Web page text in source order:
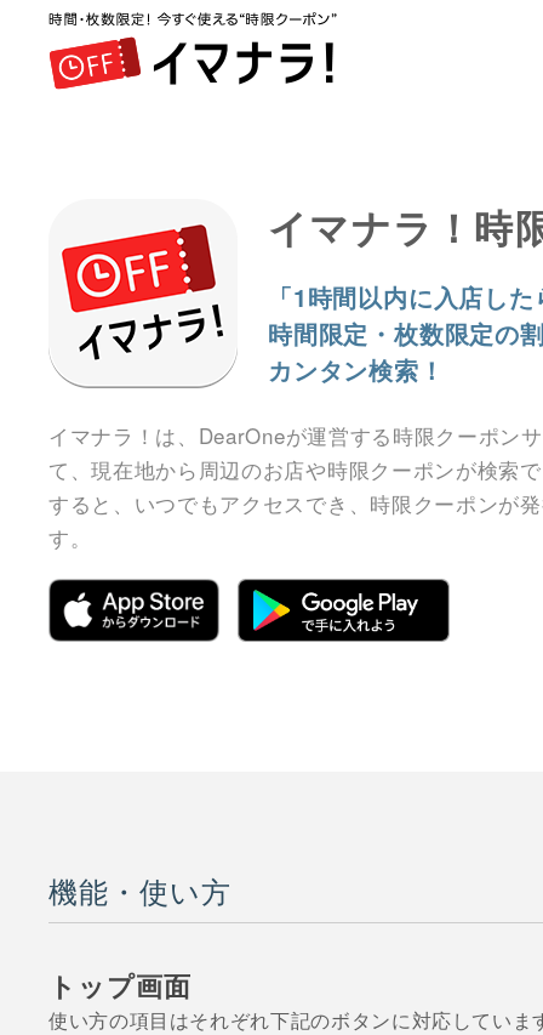
イマナラ！時
「1時間以内に入店し
時間限定・枚数限定の
カンタン検索！
イマナラ！は、DearOneが運営する時限クーポン
て、現在地から周辺のお店や時限クーポンが検索
すると、いつでもアクセスでき、時限クーポンが
す。
機能・使い方
トップ画面
使い方の項目はそれぞれ下記のボタンに対応していま